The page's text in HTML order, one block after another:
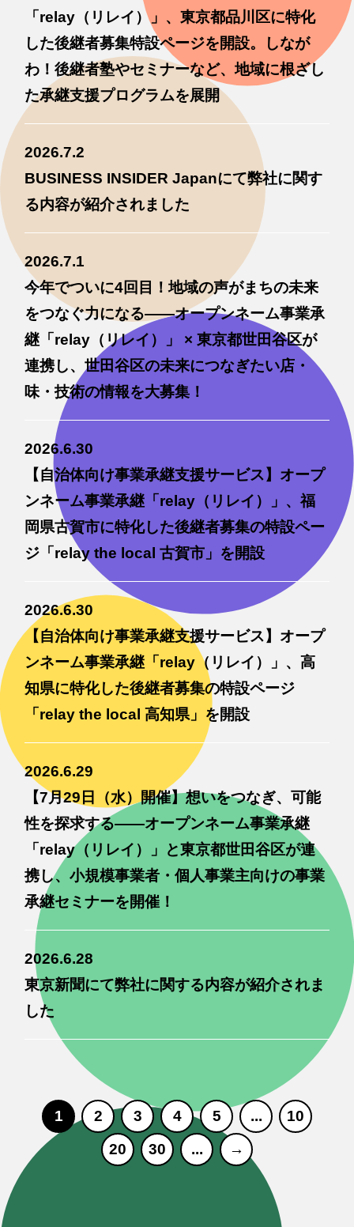
「relay（リレイ）」、東京都品川区に特化
した後継者募集特設ページを開設。しなが
わ！後継者塾やセミナーなど、地域に根ざし
た承継支援プログラムを展開
2026.7.2
BUSINESS INSIDER Japanにて弊社に関す
る内容が紹介されました
2026.7.1
今年でついに4回目！地域の声がまちの未来
をつなぐ力になる——オープンネーム事業承
継「relay（リレイ）」 × 東京都世田谷区が
連携し、世田谷区の未来につなぎたい店・
味・技術の情報を大募集！
2026.6.30
【自治体向け事業承継支援サービス】オープ
ンネーム事業承継「relay（リレイ）」、福
岡県古賀市に特化した後継者募集の特設ペー
ジ「relay the local 古賀市」を開設
2026.6.30
【自治体向け事業承継支援サービス】オープ
ンネーム事業承継「relay（リレイ）」、高
知県に特化した後継者募集の特設ページ
「relay the local 高知県」を開設
2026.6.29
【7月29日（水）開催】想いをつなぎ、可能
性を探求する——オープンネーム事業承継
「relay（リレイ）」と東京都世田谷区が連
携し、小規模事業者・個人事業主向けの事業
承継セミナーを開催！
2026.6.28
東京新聞にて弊社に関する内容が紹介されま
した
1 2 3 4 5 ...
10
20
30 ... →